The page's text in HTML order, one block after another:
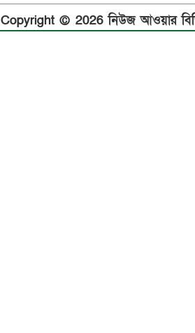
Copyright © 2026 নিউজ আওয়ার